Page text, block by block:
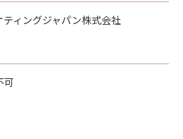
ティングジャパン株式会社
可